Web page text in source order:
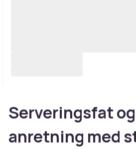
Serveringsfat
anretning med